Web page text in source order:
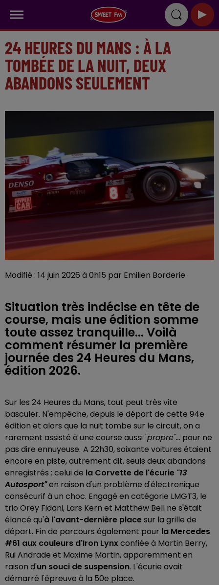
24 HEURES DU MANS : À LA
TOMBÉE DE LA NUIT, DEUX
ABANDONS SEULEMENT
Modifié : 14 juin 2026 à 0h15 par Emilien Borderie
Situation très indécise en tête de
course, mais une édition somme
toute assez tranquille... Voilà
comment résumer la première
journée des 24 Heures du Mans,
édition 2026.
Sur les 24 Heures du Mans, tout peut très vite
basculer. N'empêche, depuis le départ de cette 94e
édition et alors que la nuit tombe sur le circuit, on a
rarement assisté à une course aussi "propre"... pour ne
pas dire ennuyeuse. A 22h30, soixante voitures étaient
encore en piste, autrement dit, seuls deux abandons
enregistrés : celui de la Corvette de l'écurie "13
Autosport"en raison d'un problème d'électronique
consécurif à un choc. Engagé en catégorie LMGT3, le
trio Orey Fidani, Lars Kern et Matthew Bell ne s'était
élancé qu'à l'avant-dernière placesur la grille de
départ. Fin de parcours également pour la Mercedes
#61 aux couleurs d'Iron Lynxconfiée à Martin Berry,
Rui Andrade et Maxime Martin, apparemment en
raison d'un souci de suspension. L'écurie avait
démarré l'épreuve à la 50e place.